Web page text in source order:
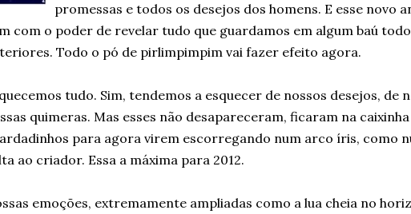
promessas e todos os desejos dos homens. E esse novo
com o poder de revelar tudo que guardamos em algum baú
Todo o pó de pirlimpimpim vai fazer efeito agora.
tudo. Sim, tendemos a esquecer de nossos desejos, de
quimeras. Mas esses não desapareceram, ficaram na
para agora virem escorregando num arco íris, como
ao criador. Essa a máxima para 2012.
emoções, extremamente ampliadas como a lua cheia no